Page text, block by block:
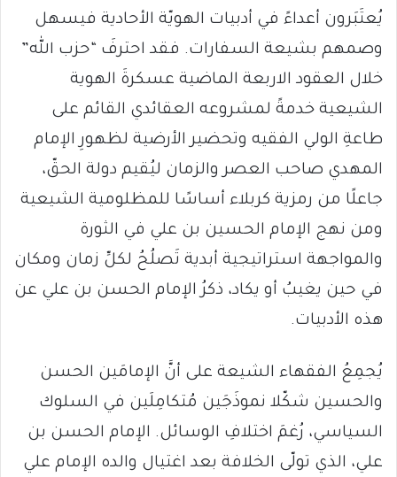
يُعتَبَرون أعداءً في أدبيات الهويّة الأحادية فيسهل
وصمهم بشيعة السفارات. فقد احترفَ “حزب الله”
خلال العقود الاربعة الماضية عسكرةَ الهوية
الشيعية خدمةً لمشروعه العقائدي القائم على
طاعةِ الولي الفقيه وتحضير الأرضية لظهورِ الإمام
المهدي صاحب العصر والزمان ليُقيم دولة الحقّ،
جاعلًا من رمزية كربلاء أساسًا للمظلومية الشيعية
ومن نهج الإمام الحسين بن علي في الثورة
والمواجهة استراتيجية أبدية تَصلُحُ لكلِّ زمان ومكان
في حين يغيبُ أو يكاد، ذكرُ الإمام الحسن بن علي عن
هذه الأدبيات.
يُجمِعُ الفقهاء الشيعة على أنَّ الإمامَين الحسن
والحسين شكّلا نموذَجَين مُتكامِلَين في السلوك
السياسي، رُغمَ اختلافِ الوسائل. الإمام الحسن بن
علي، الذي تولّى الخلافة بعد اغتيال والده الإمام علي